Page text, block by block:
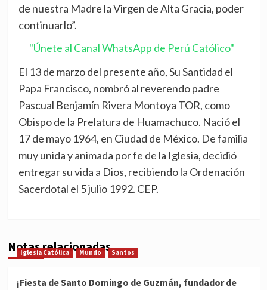
de nuestra Madre la Virgen de Alta Gracia, poder
continuarlo”.
"Únete al Canal WhatsApp de Perú Católico"
El 13 de marzo del presente año, Su Santidad el
Papa Francisco, nombró al reverendo padre
Pascual Benjamín Rivera Montoya TOR, como
Obispo de la Prelatura de Huamachuco. Nació el
17 de mayo 1964, en Ciudad de México. De familia
muy unida y animada por fe de la Iglesia, decidió
entregar su vida a Dios, recibiendo la Ordenación
Sacerdotal el 5 julio 1992. CEP.
Notas relacionadas
Iglesia Católica Mundo Santos
¡Fiesta de Santo Domingo de Guzmán, fundador de